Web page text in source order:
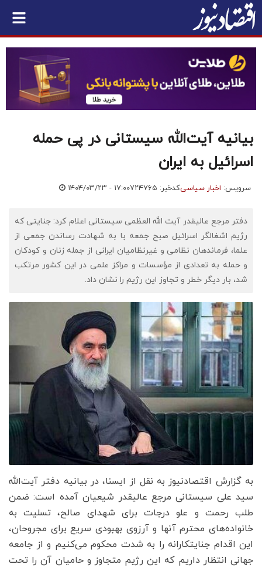
بیانیه آیت‌الله سیستانی در پی حمله
اسرائیل به ایران
سرویس: اخبار سیاسیکدخبر: ۷۲۴۷۶۵ ۱۴۰۴/۰۳/۲۳ - ۱۷:۰۰
دفتر مرجع عالیقدر آیت الله العظمی سیستانی اعلام کرد: جنایتی که
رژیم اشغالگر اسرائیل صبح جمعه با به شهادت رساندن جمعی از
علما، فرماندهان نظامی و غیرنظامیان ایرانی از جمله زنان و کودکان
و حمله به تعدادی از مؤسسات و مراکز علمی در این کشور مرتکب
شد، بار دیگر خطر و تجاوز این رژیم را نشان داد.
به گزارش اقتصادنیوز به نقل از ایسنا، در بیانیه دفتر آیت‌الله
سید علی سیستانی مرجع عالیقدر شیعیان آمده است: ضمن
طلب رحمت و علو درجات برای شهدای صالح، تسلیت به
خانواده‌های محترم آنها و آرزوی بهبودی سریع برای مجروحان،
این اقدام جنایتکارانه را به شدت محکوم می‌کنیم و از جامعه
جهانی انتظار داریم که این رژیم متجاوز و حامیان آن را تحت